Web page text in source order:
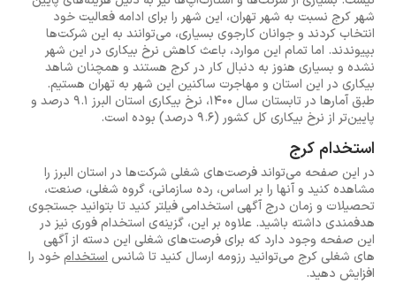
شهر کرج نسبت به شهر تهران، این شهر را برای ادامه فعالیت خود
انتخاب کردند و جوانان کارجوی بسیاری، می‌توانند به این شرکت‌ها
بپیوندند. اما تمام این موارد، باعث کاهش نرخ بیکاری در این شهر
نشده و بسیاری هنوز به دنبال کار در کرج هستند و همچنان شاهد
بیکاری در این استان و مهاجرت ساکنین این شهر به تهران هستیم.
طبق آمارها در تابستان سال 1400، نرخ بیکاری استان البرز 9.1 درصد و
پایین‌تر از نرخ بیکاری کل کشور (9.6 درصد) بوده است.
استخدام کرج
در این صفحه می‌تواند فرصت‌های شغلی شرکت‌ها در استان البرز را
مشاهده کنید و آنها را بر اساس، رده سازمانی، گروه شغلی، صنعت،
تحصیلات و زمان درج آگهی استخدامی فیلتر کنید تا بتوانید جستجوی
هدفمندی داشته باشید. علاوه بر این، گزینه‌ی استخدام فوری نیز در
این صفحه وجود دارد که برای فرصت‌های شغلی این دسته از آگهی
های شغلی کرج می‌توانید رزومه ارسال کنید تا شانساستخدامخود را
افزایش دهید.